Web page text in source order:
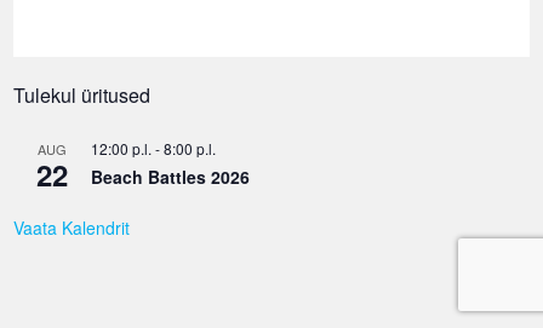
Tulekul üritused
AUG
22
12:00 p.l. -8:00 p.l.
Beach Battles 2026
Vaata Kalendrit